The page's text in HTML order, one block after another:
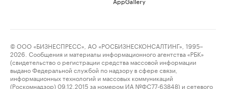
© ООО «БИЗНЕСПРЕСС», АО «РОСБИЗНЕСКОНСАЛТИНГ», 1995–
2026. Сообщения и материалы информационного агентства «РБК»
(свидетельство о регистрации средства массовой информации
выдано Федеральной службой по надзору в сфере связи,
информационных технологий и массовых коммуникаций
(Роскомнадзор) 09.12.2015 за номером ИА №ФС77-63848) и сетевого